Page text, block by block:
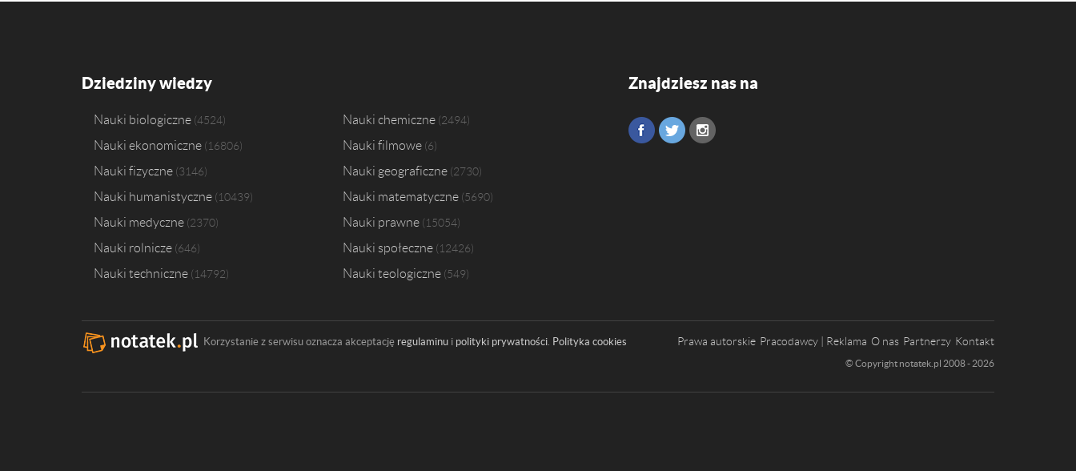
Dziedziny wiedzy
Nauki biologiczne 4524 Nauki chemiczne 2494
Nauki ekonomiczne 16806 Nauki filmowe 6
Nauki fizyczne 3146 Nauki geograficzne 2730
Nauki humanistyczne 10439 Nauki matematyczne 5690
Nauki medyczne 2370 Nauki prawne 15054
Nauki rolnicze 646 Nauki społeczne 12426
Nauki techniczne 14792 Nauki teologiczne 549
Znajdziesz nas na
Korzystanie z serwisu oznacza akceptację regulaminu i polityki prywatności. Polityka cookies Prawa autorskie Pracodawcy | Reklama O nas Partnerzy Kontakt
© Copyright notatek.pl 2008 - 2026